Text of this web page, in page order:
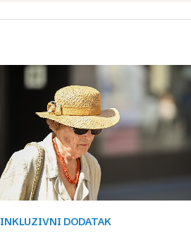
INKLUZIVNI DODATAK